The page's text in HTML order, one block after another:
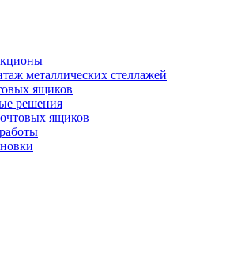
металлических стеллажей
ящиков
решения
ящиков